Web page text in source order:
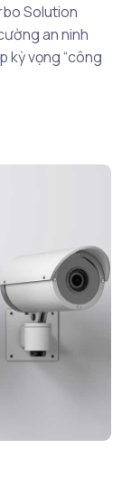
Solution
an ninh
kỳ vọng “công